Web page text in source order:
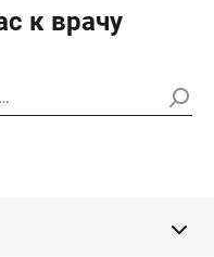
к врачу